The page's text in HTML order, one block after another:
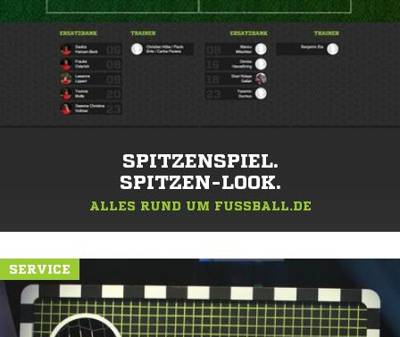
SPITZENSPIEL.
SPITZEN-LOOK.
ALLES RUND UM FUSSBALL.DE
SERVICE